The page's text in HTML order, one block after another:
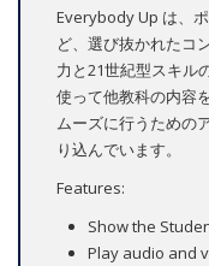
Everybody Up は、
ど、選び抜かれたコ
力と21世紀型スキル
使って他教科の内容
ムーズに行うための
り込んでいます。
Features:
Show the
Play audio and